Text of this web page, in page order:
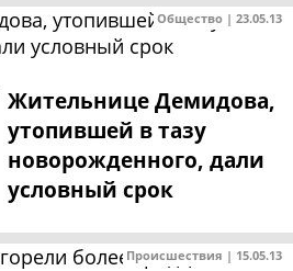
Общество | 23.05.13
Жительнице Демидова,
утопившей в тазу
новорожденного, дали
условный срок
Происшествия | 15.05.13